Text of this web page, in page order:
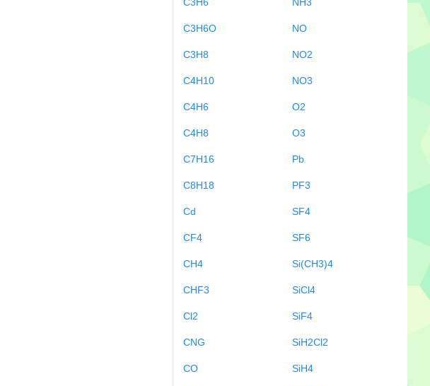
C3H6O
C3H8
C4H10
C4H6
C4H8
C7H16
C8H18
Cd
CF4
CH4
CHF3
Cl2
CNG
CO
NO
NO2
NO3
O2
O3
Pb
PF3
SF4
SF6
Si(CH3)4
SiCl4
SiF4
SiH2Cl2
SiH4